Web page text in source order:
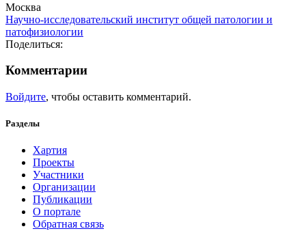
Москва
Научно-исследовательский институт общей патологии и
патофизиологии
Поделиться:
Комментарии
Войдите, чтобы оставить комментарий.
Разделы
Хартия
Проекты
Участники
Организации
Публикации
О портале
Обратная связь